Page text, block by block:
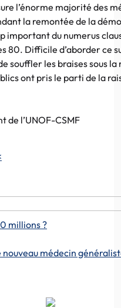
l’énorme majorité des
la remontée de la
important du numerus
80. Difficile d’aborder ce
souffler les braises sous
ont pris le parti de la
de l’UNOF-CSMF
millions ?
nouveau médecin